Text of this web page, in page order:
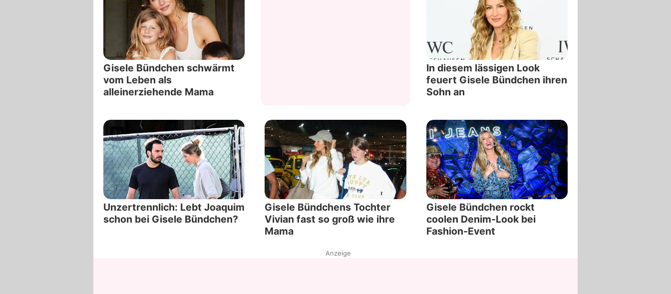
Gisele Bündchen schwärmt
vom Leben als
alleinerziehende Mama
In diesem lässigen Look
feuert Gisele Bündchen ihren
Sohn an
Unzertrennlich: Lebt Joaquim
schon bei Gisele Bündchen?
Gisele Bündchens Tochter
Vivian fast so groß wie ihre
Mama
Gisele Bündchen rockt
coolen Denim-Look bei
Fashion-Event
Anzeige